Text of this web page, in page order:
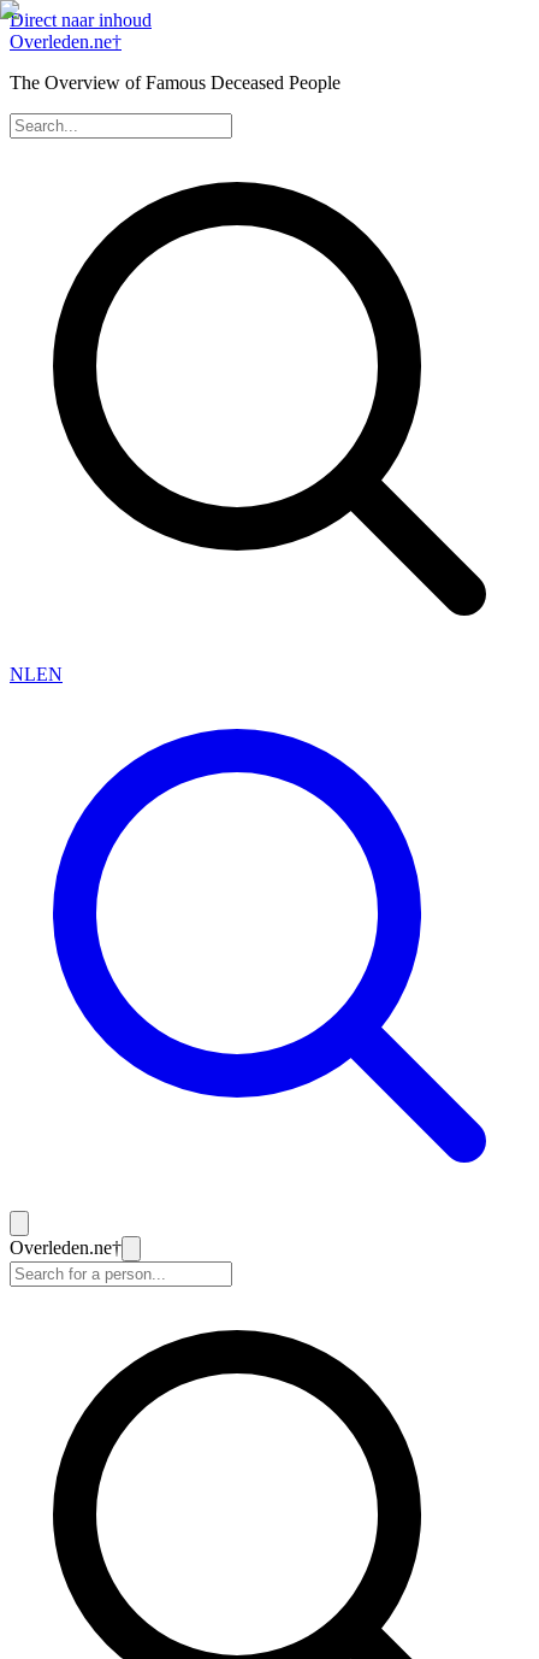
Direct naar inhoud
Overleden.ne†
The Overview of Famous Deceased People
NLEN
Overleden.ne†